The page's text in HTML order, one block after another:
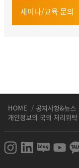
세미나/교육 문의
HOME / 공지사항&뉴스
개인정보의 국외 처리위